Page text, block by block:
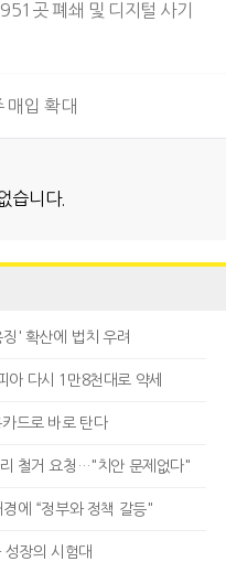
곳 폐쇄 및 디지털 사기
매입 확대
습니다.
' 확산에 법치 우려
다시 1만8천대로 약세
드로 바로 탄다
철거 요청…"치안 문제없다"
에 “정부와 정책 갈등"
장의 시험대